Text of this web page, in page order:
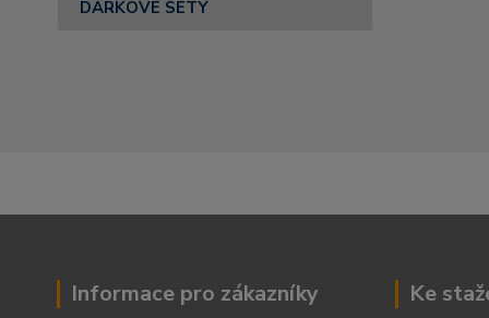
DÁRKOVÉ SETY
Informace pro zákazníky Ke